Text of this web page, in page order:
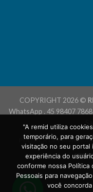
COPYRIGHT 2026 ©
WhatsApp . 45 98407
POLÍTICA DE
"A remid utiliza
temporário, para
visitação no seu portal
experiência do
conforme nossa Política
Pessoais para
você